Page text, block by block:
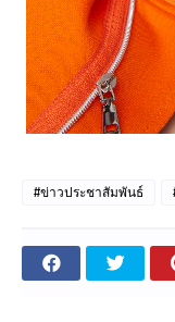
#ข่าวประชาสัมพันธ์